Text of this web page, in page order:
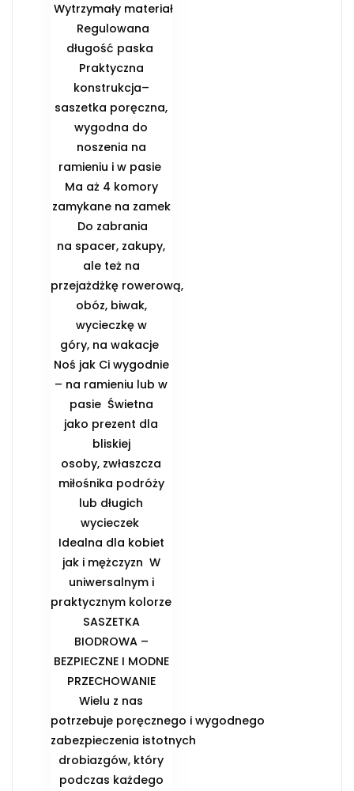
️ Wytrzymały materiał
️ Regulowana
długość paska ️
Praktyczna
konstrukcja–
saszetka poręczna,
wygodna do
noszenia na
ramieniu i w pasie ️
Ma aż 4 komory
zamykane na zamek
️ Do zabrania
na spacer, zakupy,
ale też na
przejażdżkę rowerową,
obóz, biwak,
wycieczkę w
góry, na wakacje ️
Noś jak Ci wygodnie
– na ramieniu lub w
pasie ️ Świetna
jako prezent dla
bliskiej
osoby, zwłaszcza
miłośnika podróży
lub długich
wycieczek ️
Idealna dla kobiet
jak i mężczyzn ️ W
uniwersalnym i
praktycznym kolorze
️SASZETKA
BIODROWA –
BEZPIECZNE I MODNE
PRZECHOWANIE️
Wielu z nas
potrzebuje poręcznego i wygodnego
zabezpieczenia istotnych
drobiazgów, który
podczas każdego